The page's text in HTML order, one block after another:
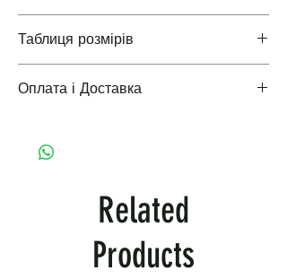
Повернення і Обмін
Таблиця розмірів
Таблиці розмірів одягу
Оплата і Доставка
Варіанти оплати і доставки
Related
Products